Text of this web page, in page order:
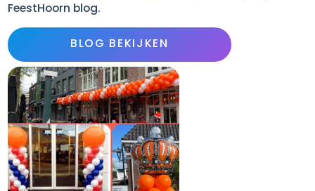
FeestHoorn blog.
BLOG BEKIJKEN